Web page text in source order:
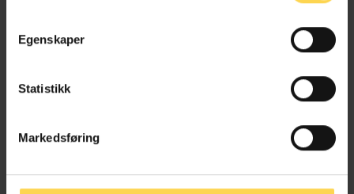
Egenskaper
Statistikk
Markedsføring